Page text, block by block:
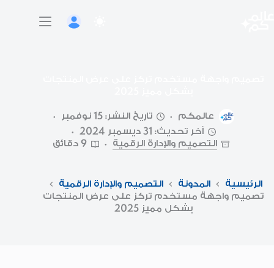
عالمكم
تاريخ النشر: 15 نوفمبر
آخر تحديث: 31 ديسمبر 2024
التصميم والإدارة الرقمية
9 دقائق
الرئيسية المدونة
التصميم والإدارة الرقمية
تصميم واجهة مستخدم تركز على عرض المنتجات
بشكل مميز 2025